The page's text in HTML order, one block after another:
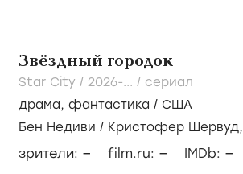
Звёздный городок
Star City / 2026-... / сериал
драма, фантастика / США
Бен Недиви / Кристофер Шервуд,
зрители: – film.ru: – IMDb: –